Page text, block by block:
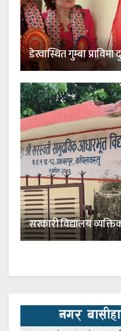
डेरवास्थित गुम्बा
सरकारी विद्यालय